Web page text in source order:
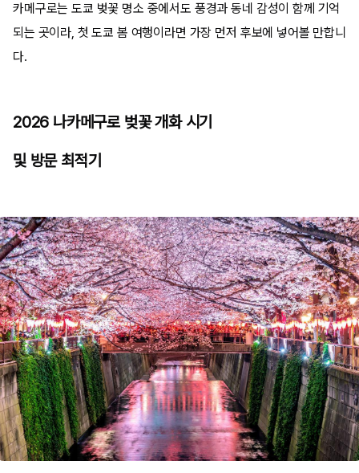
카메구로는 도쿄 벚꽃 명소 중에서도 풍경과 동네 감성이 함께 기억
되는 곳이라, 첫 도쿄 봄 여행이라면 가장 먼저 후보에 넣어볼 만합니
다.
2026 나카메구로 벚꽃 개화 시기
및 방문 최적기